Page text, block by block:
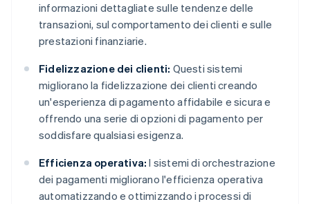
informazioni dettagliate sulle tendenze delle
transazioni, sul comportamento dei clienti e sulle
prestazioni finanziarie.
Fidelizzazione dei clienti: Questi sistemi
migliorano la fidelizzazione dei clienti creando
un'esperienza di pagamento affidabile e sicura e
offrendo una serie di opzioni di pagamento per
soddisfare qualsiasi esigenza.
Efficienza operativa: I sistemi di orchestrazione
dei pagamenti migliorano l'efficienza operativa
automatizzando e ottimizzando i processi di